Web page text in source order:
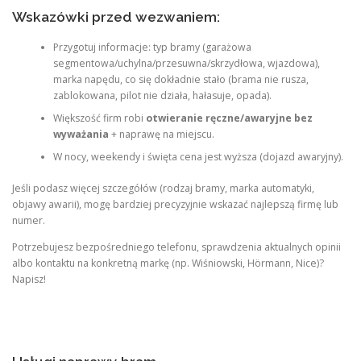
Wskazówki przed wezwaniem:
Przygotuj informacje: typ bramy (garażowa
segmentowa/uchylna/przesuwna/skrzydłowa, wjazdowa),
marka napędu, co się dokładnie stało (brama nie rusza,
zablokowana, pilot nie działa, hałasuje, opada).
Większość firm robi otwieranie ręczne/awaryjne bez
wyważania + naprawę na miejscu.
W nocy, weekendy i święta cena jest wyższa (dojazd awaryjny).
Jeśli podasz więcej szczegółów (rodzaj bramy, marka automatyki,
objawy awarii), mogę bardziej precyzyjnie wskazać najlepszą firmę lub
numer.
Potrzebujesz bezpośredniego telefonu, sprawdzenia aktualnych opinii
albo kontaktu na konkretną markę (np. Wiśniowski, Hörmann, Nice)?
Napisz!